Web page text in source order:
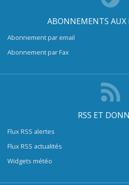
ABONNEMENTS AUX
Abonnement par email
Abonnement par Fax
RSS ET
Flux RSS alertes
Flux RSS actualités
Widgets météo